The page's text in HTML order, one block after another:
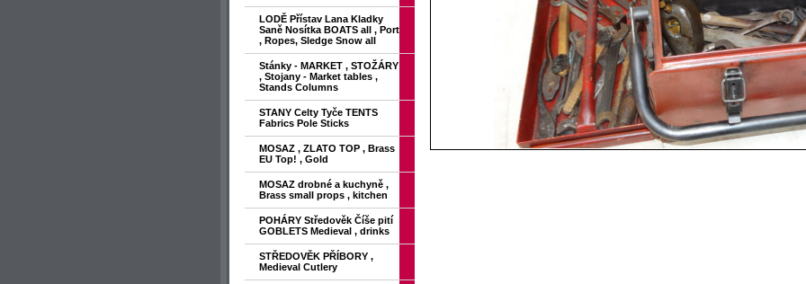
LODĚ Přístav Lana Kladky
Saně Nosítka BOATS all , Port
, Ropes, Sledge Snow all
Stánky - MARKET , STOŽÁRY
, Stojany - Market tables ,
Stands Columns
STANY Celty Tyče TENTS
Fabrics Pole Sticks
MOSAZ , ZLATO TOP , Brass
EU Top! , Gold
MOSAZ drobné a kuchyně ,
Brass small props , kitchen
POHÁRY Středověk Číše pití
GOBLETS Medieval , drinks
STŘEDOVĚK PŘÍBORY ,
Medieval Cutlery